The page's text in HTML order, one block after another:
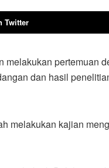
Twitter
pertemuan
dan hasil
melakukan kajian